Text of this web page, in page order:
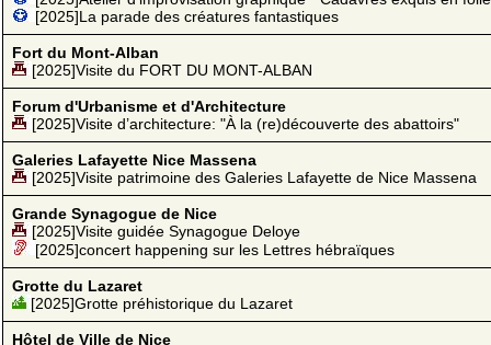
[2025]La parade des créatures fantastiques
Fort du Mont-Alban
[2025]Visite du FORT DU MONT-ALBAN
Forum d'Urbanisme et d'Architecture
[2025]Visite d’architecture: "À la (re)découverte des abattoirs"
Galeries Lafayette Nice Massena
[2025]Visite patrimoine des Galeries Lafayette de Nice Massena
Grande Synagogue de Nice
[2025]Visite guidée Synagogue Deloye
[2025]concert happening sur les Lettres hébraïques
Grotte du Lazaret
[2025]Grotte préhistorique du Lazaret
Hôtel de Ville de Nice